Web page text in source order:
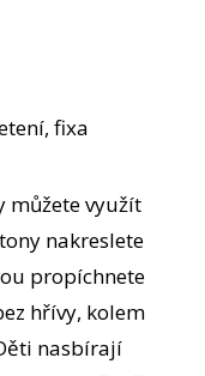
fixa
můžete využít
nakreslete
propíchnete
hřívy, kolem
nasbírají